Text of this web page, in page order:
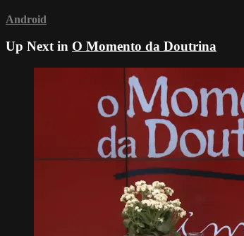
Android
Up Next in O Momento da Doutrina